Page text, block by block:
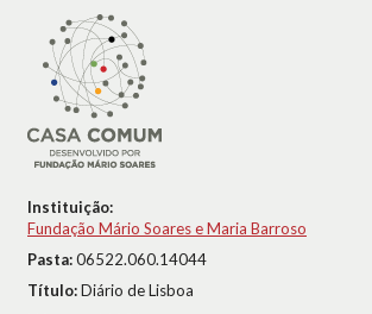
Instituição:
Fundação Mário Soares e Maria Barroso
Pasta:06522.060.14044
Título:Diário de Lisboa